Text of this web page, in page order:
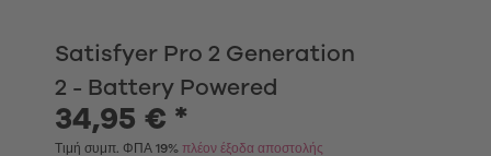
Satisfyer Pro 2 Generation
2 - Battery Powered
34,95 € *
Τιμή συμπ. ΦΠΑ 19% πλέον έξοδα αποστολής